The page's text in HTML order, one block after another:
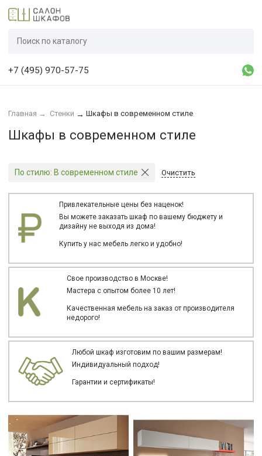
+7 (495) 970-57-75
Главная → Стенки → Шкафы в современном стиле
Шкафы в современном стиле
По стилю: В современном стиле Очистить
Привлекательные цены без наценок!
Вы можете заказать шкаф по вашему бюджету и
дизайну не выходя из дома!
Купить у нас мебель легко и удобно!
Свое производство в Москве!
Мастера с опытом более 10 лет!
Качественная мебель на заказ от производителя
недорого!
Любой шкаф изготовим по вашим размерам!
Индивидуальный подход!
Гарантии и сертификаты!